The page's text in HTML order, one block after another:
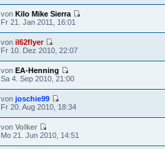
r
i
t
r
g
t
r
u
e
s
t
r
r
g
von Kilo Mike Sierra
t
r
Fr 21. Jan 2011, 16:01
von il62flyer
N
e
e
s
t
e
r
i
t
Fr 10. Dez 2010, 22:07
von EA-Henning
N
s
t
r
Sa 4. Sep 2010, 21:00
von joschie99
N
s
t
Fr 20. Aug 2010, 18:34
von Volker
N
Mo 21. Jun 2010, 14:51